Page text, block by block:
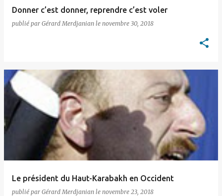
Donner c’est donner, reprendre c’est voler
publié par Gérard Merdjanian le novembre 30, 2018
Le président du Haut-Karabakh en Occident
publié par Gérard Merdjanian le novembre 23, 2018